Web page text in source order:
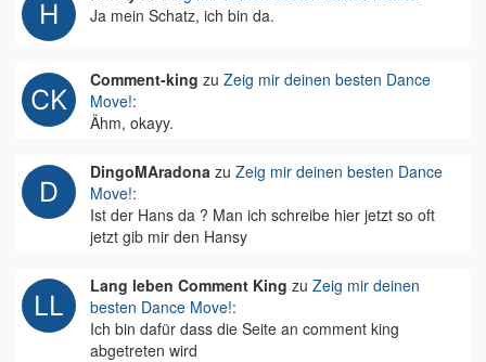
Ja mein Schatz, ich bin da.
Comment-king zu Zeig mir deinen besten Dance
Move!:
Ähm, okayy.
DingoMAradona zu Zeig mir deinen besten Dance
Move!:
Ist der Hans da ? Man ich schreibe hier jetzt so oft
jetzt gib mir den Hansy
Lang leben Comment King zu Zeig mir deinen
besten Dance Move!:
Ich bin dafür dass die Seite an comment king
abgetreten wird